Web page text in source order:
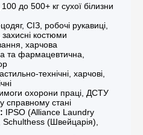
100 до 500+ кг сухої білизни
СІЗ, робочі рукавиці,
костюми
харчова
та фармацевтична,
технічні, харчові,
охорони праці, ДСТУ
справному стані
IPSO (Alliance Laundry
(Швейцарія),